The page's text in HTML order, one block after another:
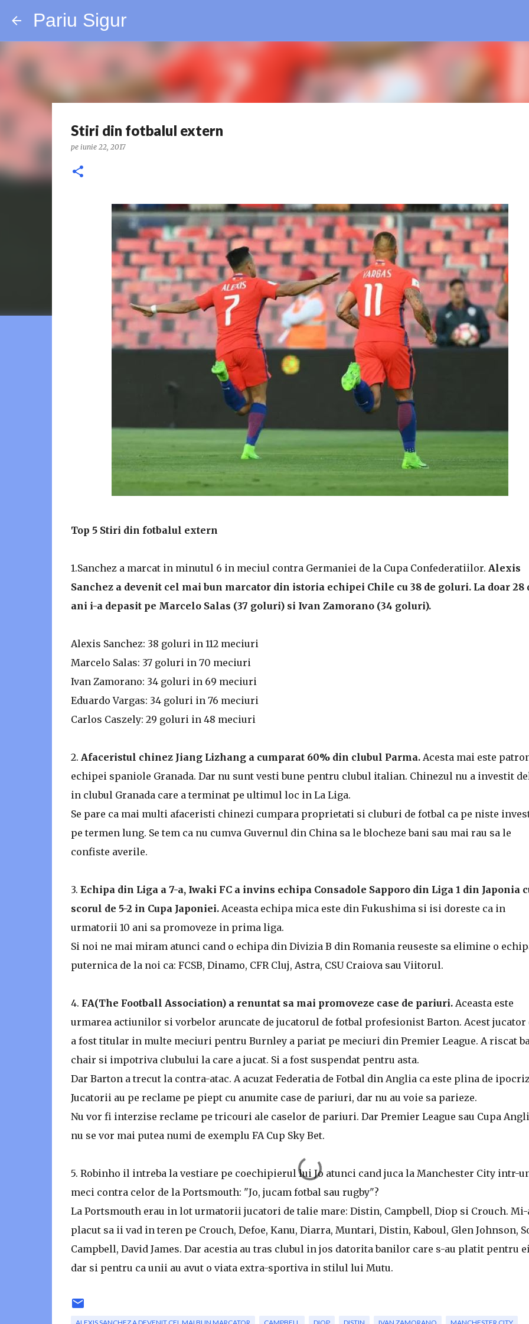
Pariu Sigur
Stiri din fotbalul extern
pe iunie 22, 2017
Top 5 Stiri din fotbalul extern
1.Sanchez a marcat in minutul 6 in meciul contra Germaniei de la Cupa Confederatiilor. Alexis
Sanchez a devenit cel mai bun marcator din istoria echipei Chile cu 38 de goluri. La doar 28
ani i-a depasit pe Marcelo Salas (37 goluri) si Ivan Zamorano (34 goluri).
Alexis Sanchez: 38 goluri in 112 meciuri
Marcelo Salas: 37 goluri in 70 meciuri
Ivan Zamorano: 34 goluri in 69 meciuri
Eduardo Vargas: 34 goluri in 76 meciuri
Carlos Caszely: 29 goluri in 48 meciuri
2. Afaceristul chinez Jiang Lizhang a cumparat 60% din clubul Parma.Acesta mai este
echipei spaniole Granada. Dar nu sunt vesti bune pentru clubul italian. Chinezul nu a investit
in clubul Granada care a terminat pe ultimul loc in La Liga.
Se pare ca mai multi afaceristi chinezi cumpara proprietati si cluburi de fotbal ca pe niste
pe termen lung. Se tem ca nu cumva Guvernul din China sa le blocheze bani sau mai rau sa le
confiste averile.
3. Echipa din Liga a 7-a, Iwaki FC a invins echipa Consadole Sapporo din Liga 1 din Japonia
scorul de 5-2 in Cupa Japoniei.Aceasta echipa mica este din Fukushima si isi doreste ca in
urmatorii 10 ani sa promoveze in prima liga.
Si noi ne mai miram atunci cand o echipa din Divizia B din Romania reuseste sa elimine o
puternica de la noi ca: FCSB, Dinamo, CFR Cluj, Astra, CSU Craiova sau Viitorul.
4. FA(The Football Association) a renuntat sa mai promoveze case de pariuri.Aceasta este
urmarea actiunilor si vorbelor aruncate de jucatorul de fotbal profesionist Barton. Acest jucator
a fost titular in multe meciuri pentru Burnley a pariat pe meciuri din Premier League. A riscat
chair si impotriva clubului la care a jucat. Si a fost suspendat pentru asta.
Dar Barton a trecut la contra-atac. A acuzat Federatia de Fotbal din Anglia ca este plina de
Jucatorii au pe reclame pe piept cu anumite case de pariuri, dar nu au voie sa parieze.
Nu vor fi interzise reclame pe tricouri ale caselor de pariuri. Dar Premier League sau Cupa
nu se vor mai putea numi de exemplu FA Cup Sky Bet.
5. Robinho il intreba la vestiare pe coechipierul lui Jo atunci cand juca la Manchester City intr-
meci contra celor de la Portsmouth: "Jo, jucam fotbal sau rugby"?
La Portsmouth erau in lot urmatorii jucatori de talie mare: Distin, Campbell, Diop si Crouch. Mi-
placut sa ii vad in teren pe Crouch, Defoe, Kanu, Diarra, Muntari, Distin, Kaboul, Glen Johnson,
Campbell, David James. Dar acestia au tras clubul in jos datorita banilor care s-au platit pentru
dar si pentru ca unii au avut o viata extra-sportiva in stilul lui Mutu.